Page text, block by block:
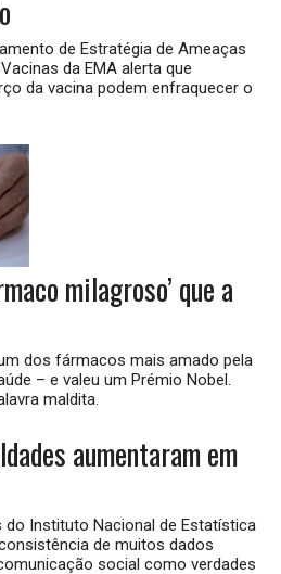
de Estratégia de Ameaças
da EMA alerta que
da vacina podem enfraquecer o
milagroso’ que a
dos fármacos mais amado pela
– e valeu um Prémio Nobel.
maldita.
aumentaram em
Instituto Nacional de Estatística
de muitos dados
social como verdades